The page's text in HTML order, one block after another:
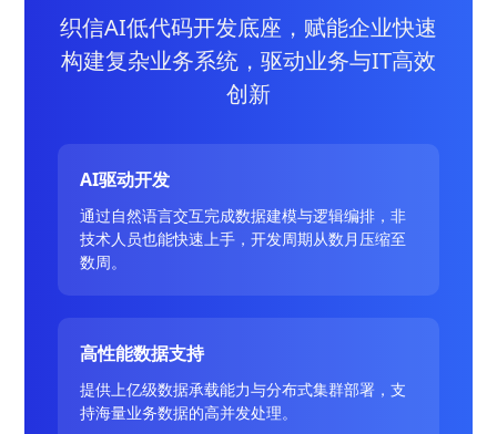
织信AI低代码开发底座，赋能企业快速
构建复杂业务系统，驱动业务与IT高效
创新
AI驱动开发
通过自然语言交互完成数据建模与逻辑编排，非
技术人员也能快速上手，开发周期从数月压缩至
数周。
高性能数据支持
提供上亿级数据承载能力与分布式集群部署，支
持海量业务数据的高并发处理。